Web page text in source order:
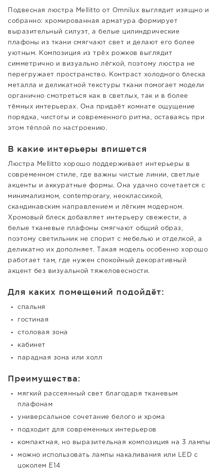
Подвесная люстра Mellitto от Omnilux выглядит изящно и
собранно: хромированная арматура формирует
выразительный силуэт, а белые цилиндрические
плафоны из ткани смягчают свет и делают его более
уютным. Композиция из трёх рожков выглядит
симметрично и визуально лёгкой, поэтому люстра не
перегружает пространство. Контраст холодного блеска
металла и деликатной текстуры ткани помогает модели
органично смотреться как в светлых, так и в более
тёмных интерьерах. Она придаёт комнате ощущение
порядка, чистоты и современного ритма, оставаясь при
этом тёплой по настроению.
В какие интерьеры впишется
Люстра Mellitto хорошо поддерживает интерьеры в
современном стиле, где важны чистые линии, светлые
акценты и аккуратные формы. Она удачно сочетается с
минимализмом, contemporary, неоклассикой,
скандинавским направлением и лёгким модерном.
Хромовый блеск добавляет интерьеру свежести, а
белые тканевые плафоны смягчают общий образ,
поэтому светильник не спорит с мебелью и отделкой, а
деликатно их дополняет. Такая модель особенно хорошо
работает там, где нужен спокойный декоративный
акцент без визуальной тяжеловесности.
Для каких помещений подойдёт:
спальня
гостиная
столовая зона
кабинет
парадная зона или холл
Преимущества:
мягкий рассеянный свет благодаря тканевым
плафонам
универсальное сочетание белого и хрома
подходит для современных интерьеров
компактная, но выразительная композиция на 3 лампы
можно использовать лампы накаливания или LED с
цоколем E14